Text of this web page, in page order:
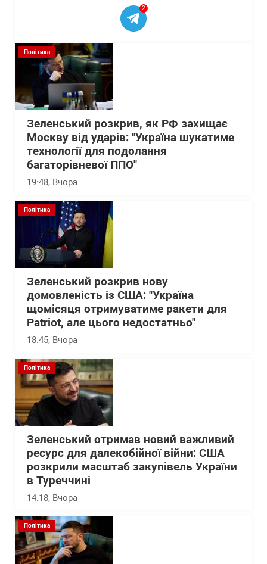
2
Політика
Зеленський розкрив, як РФ захищає
Москву від ударів: "Україна шукатиме
технології для подолання
багаторівневої ППО"
19:48, Вчора
Політика
Зеленський розкрив нову
домовленість із США: "Україна
щомісяця отримуватиме ракети для
Patriot, але цього недостатньо"
18:45, Вчора
Політика
Зеленський отримав новий важливий
ресурс для далекобійної війни: США
розкрили масштаб закупівель України
в Туреччині
14:18, Вчора
Політика